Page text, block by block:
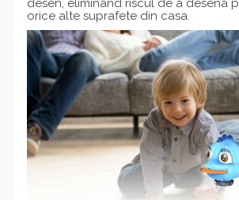
desen, eliminand riscul de a desena
orice alte suprafete din casa.